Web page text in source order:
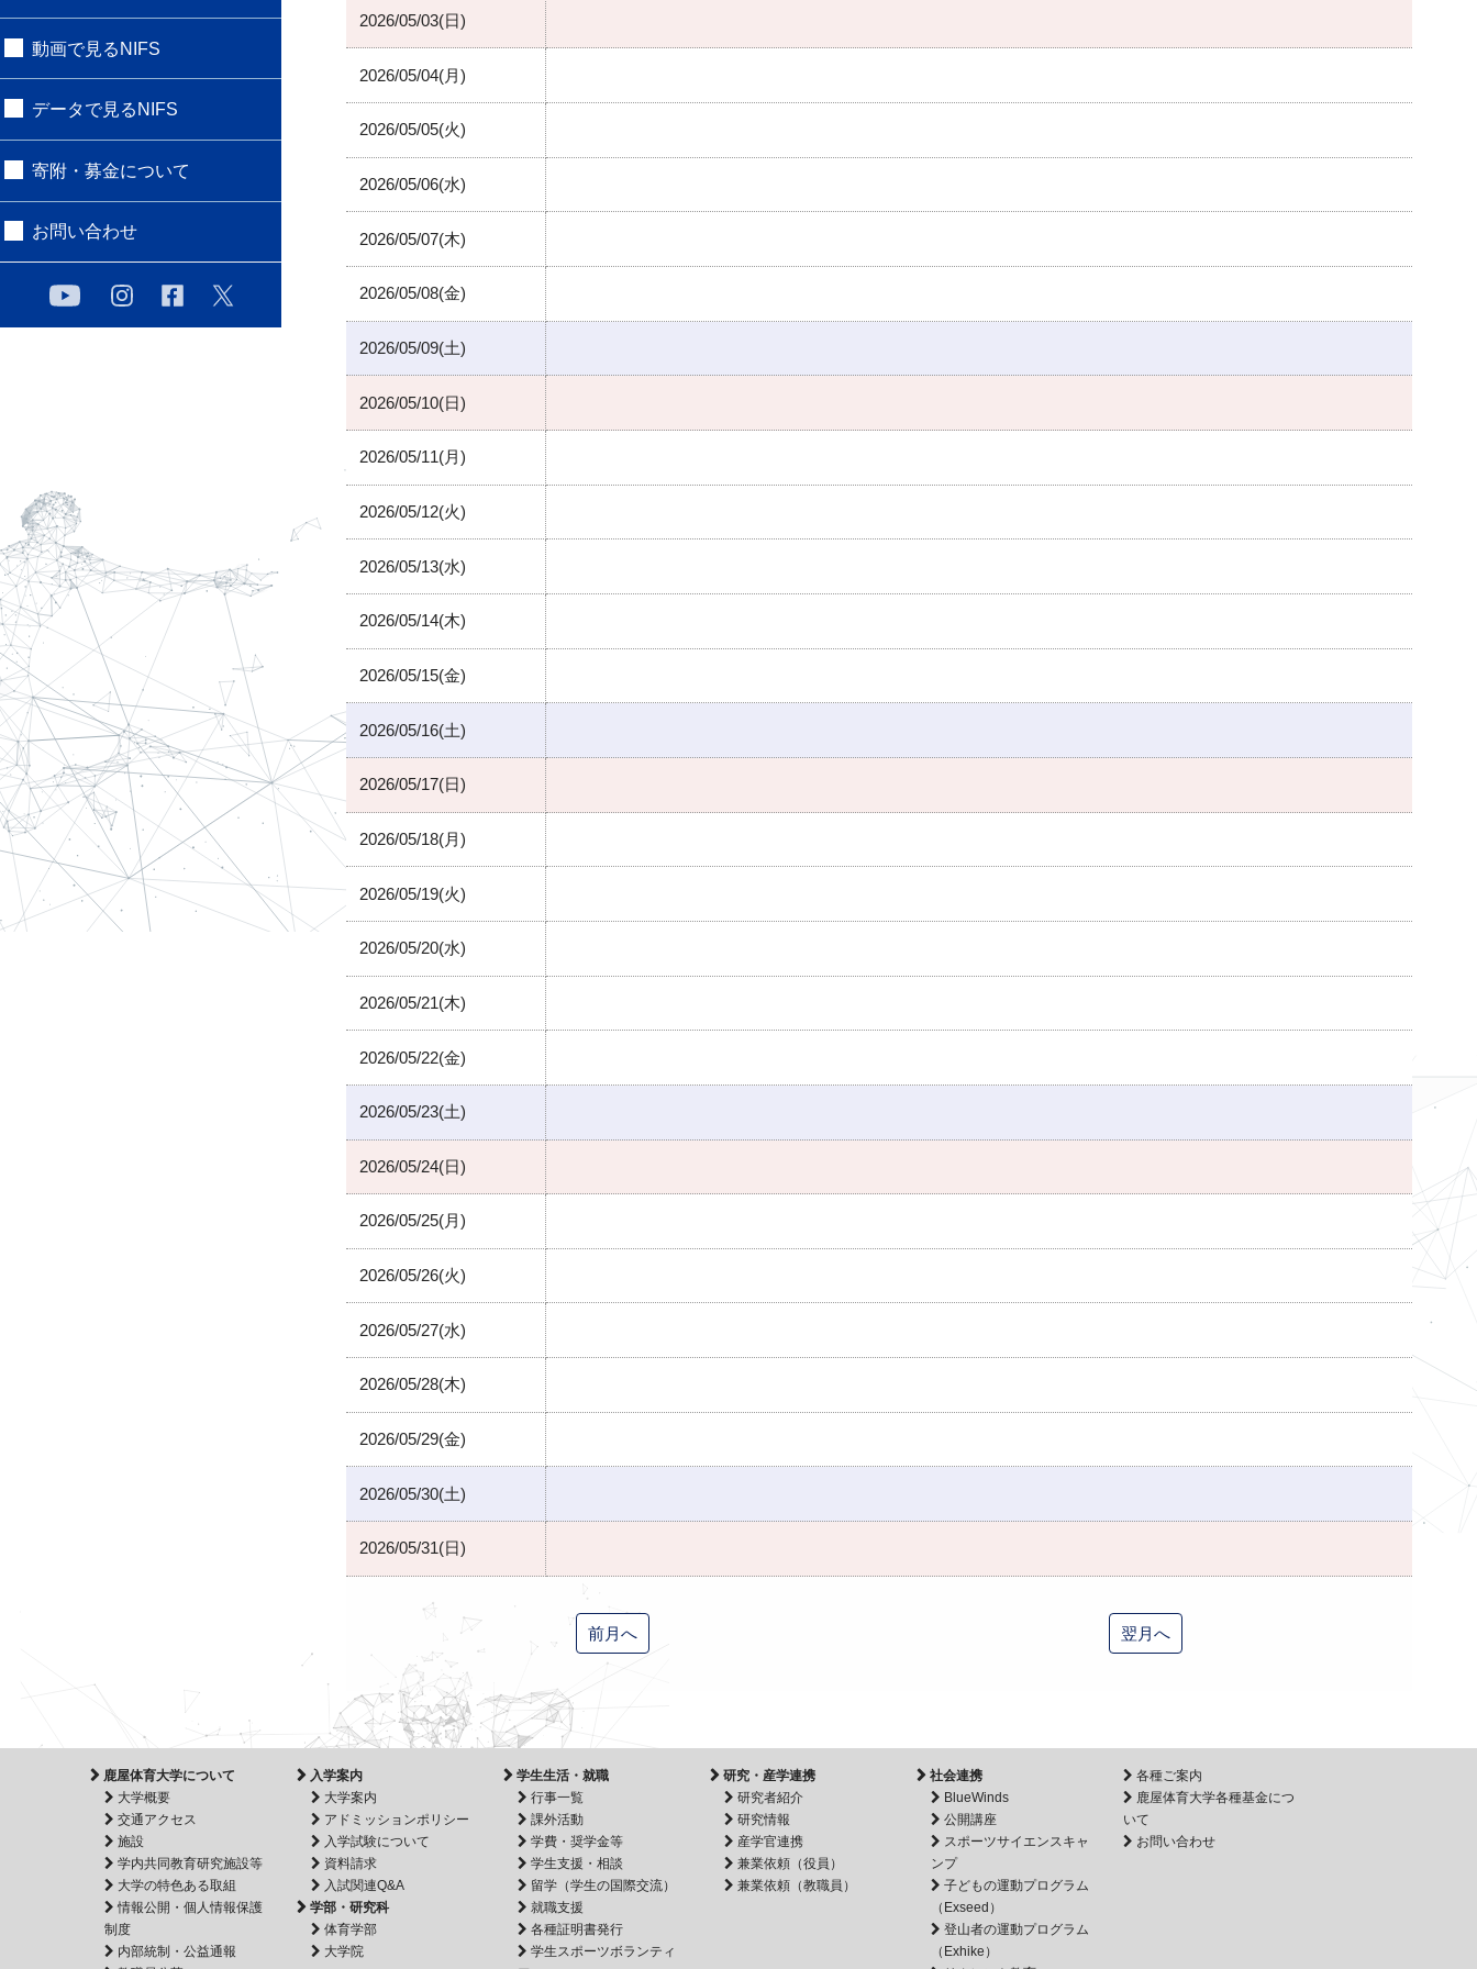
動画で見るNIFS
データで見るNIFS
寄附・募金について
お問い合わせ
2026/05/03(日)
2026/05/04(月)
2026/05/05(火)
2026/05/06(水)
2026/05/07(木)
2026/05/08(金)
2026/05/09(土)
2026/05/10(日)
2026/05/11(月)
2026/05/12(火)
2026/05/13(水)
2026/05/14(木)
2026/05/15(金)
2026/05/16(土)
2026/05/17(日)
2026/05/18(月)
2026/05/19(火)
2026/05/20(水)
2026/05/21(木)
2026/05/22(金)
2026/05/23(土)
2026/05/24(日)
2026/05/25(月)
2026/05/26(火)
2026/05/27(水)
2026/05/28(木)
2026/05/29(金)
2026/05/30(土)
2026/05/31(日)
前月へ 翌月へ
鹿屋体育大学について
大学概要
交通アクセス
施設
学内共同教育研究施設等
大学の特色ある取組
情報公開・個人情報保護
制度
内部統制・公益通報
入学案内
大学案内
アドミッションポリシー
入学試験について
資料請求
入試関連Q&A
学部・研究科
体育学部
大学院
学生生活・就職
行事一覧
課外活動
学費・奨学金等
学生支援・相談
留学（学生の国際交流）
就職支援
各種証明書発行
学生スポーツボランティ
研究・産学連携
研究者紹介
研究情報
産学官連携
兼業依頼（役員）
兼業依頼（教職員）
社会連携
BlueWinds
公開講座
スポーツサイエンスキャ
ンプ
子どもの運動プログラム
（Exseed）
登山者の運動プログラム
（Exhike）
各種ご案内
鹿屋体育大学各種基金につ
いて
お問い合わせ